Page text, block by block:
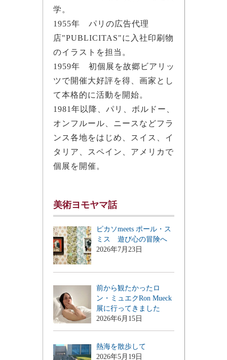
学。
1955年 パリの広告代理
店"PUBLICITAS"に入社印刷物
のイラストを担当。
1959年 初個展を故郷ビアリッ
ツで開催大好評を得、画家とし
て本格的に活動を開始。
1981年以降、パリ、ボルドー、
オンフルール、ニースなどフラ
ンス各地をはじめ、スイス、イ
タリア、スペイン、アメリカで
個展を開催。
美術ヨモヤマ話
ピカソmeets ポール・ス
ミス 遊び心の冒険へ
2026年7月23日
前から観たかったロ
ン・ミュエクRon Mueck
展に行ってきました
2026年6月15日
熱海を散歩して
2026年5月19日